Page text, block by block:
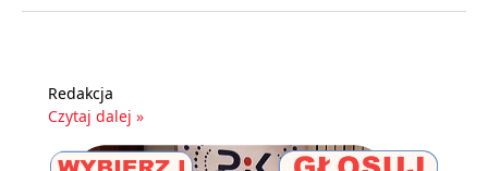
Redakcja
Czytaj dalej »